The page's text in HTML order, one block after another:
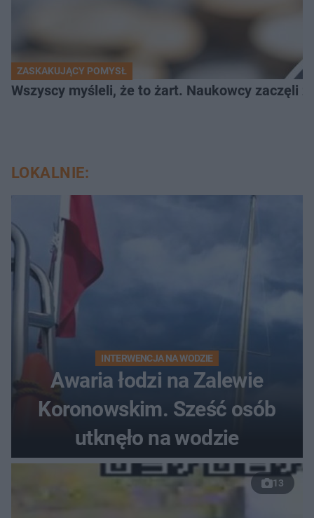
ZASKAKUJĄCY POMYSŁ
Wszyscy myśleli, że to żart. Naukowcy zaczęli
LOKALNIE:
INTERWENCJA NA WODZIE
Awaria łodzi na Zalewie
Koronowskim. Sześć osób
utknęło na wodzie
13